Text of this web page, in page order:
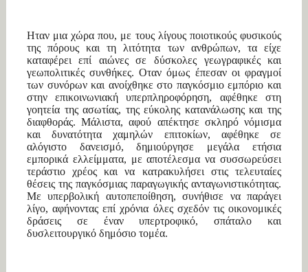
Ηταν μια χώρα που, με τους λίγους ποιοτικούς φυσικούς
της πόρους και τη λιτότητα των ανθρώπων, τα είχε
καταφέρει επί αιώνες σε δύσκολες γεωγραφικές και
γεωπολιτικές συνθήκες. Οταν όμως έπεσαν οι φραγμοί
των συνόρων και ανοίχθηκε στο παγκόσμιο εμπόριο και
στην επικοινωνιακή υπερπληροφόρηση, αφέθηκε στη
γοητεία της ασωτίας, της εύκολης κατανάλωσης και της
διαφθοράς. Μάλιστα, αφού απέκτησε σκληρό νόμισμα
και δυνατότητα χαμηλών επιτοκίων, αφέθηκε σε
αλόγιστο δανεισμό, δημιούργησε μεγάλα ετήσια
εμπορικά ελλείμματα, με αποτέλεσμα να συσσωρεύσει
τεράστιο χρέος και να κατρακυλήσει στις τελευταίες
θέσεις της παγκόσμιας παραγωγικής ανταγωνιστικότητας.
Με υπερβολική αυτοπεποίθηση, συνήθισε να παράγει
λίγο, αφήνοντας επί χρόνια όλες σχεδόν τις οικονομικές
δράσεις σε έναν υπερτροφικό, σπάταλο και
δυσλειτουργικό δημόσιο τομέα.